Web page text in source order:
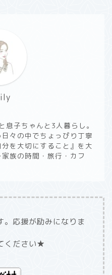
息子ちゃんと3人暮らし。
々の中でちょっぴり丁寧
を大切にすること』を大
の時間・旅行・カフ
。応援が励みになりま
ください★